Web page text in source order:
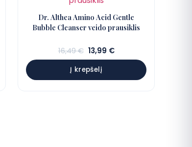
Dr. Althea Amino Acid Gentle
Bubble Cleanser veido prausiklis
16,49€ Sena
kaina:
16,49 €.
13,99 €Dabartinė
kaina:
Į krepšelį